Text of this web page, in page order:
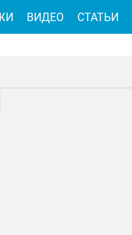
ВИДЕО СТАТЬИ